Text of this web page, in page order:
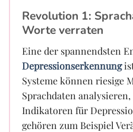
Revolution 1:
Worte verraten
Eine der spannendsten
Depressionserkennung
Systeme können riesige
Sprachdaten
Indikatoren für
gehören zum Beispiel